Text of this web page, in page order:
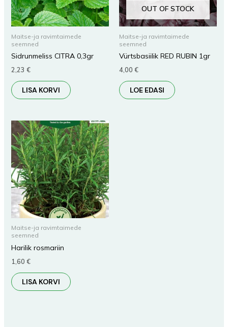
Maitse-ja ravimtaimede
seemned
Sidrunmeliss CITRA 0,3gr
2,23 €
LISA KORVI
OUT OF STOCK
Maitse-ja ravimtaimede
seemned
Vürtsbasiilik RED RUBIN 1gr
4,00 €
LOE EDASI
Maitse-ja ravimtaimede
seemned
Harilik rosmariin
1,60 €
LISA KORVI